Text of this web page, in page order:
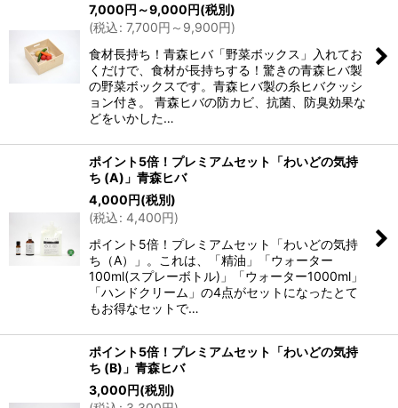
7,000円 ～9,000円(税別)
(税込: 7,700円 ～9,900円)
食材長持ち！青森ヒバ「野菜ボックス」入れてお
くだけで、食材が長持ちする！驚きの青森ヒバ製
の野菜ボックスです。青森ヒバ製の糸ヒバクッシ
ョン付き。 青森ヒバの防カビ、抗菌、防臭効果な
どをいかした…
ポイント5倍！プレミアムセット「わいどの気持
ち (A)」青森ヒバ
4,000円(税別)
(税込: 4,400円)
ポイント5倍！プレミアムセット「わいどの気持
ち（A）」。これは、「精油」「ウォーター
100ml(スプレーボトル)」「ウォーター1000ml」
「ハンドクリーム」の4点がセットになったとて
もお得なセットで…
ポイント5倍！プレミアムセット「わいどの気持
ち (B)」青森ヒバ
3,000円(税別)